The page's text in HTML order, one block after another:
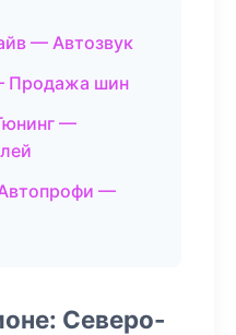
— Автозвук
Продажа шин
—
—
Северо-